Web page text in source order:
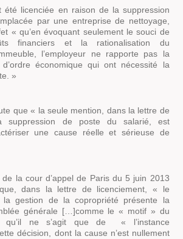
été licenciée en raison de la suppression
par une entreprise de nettoyage,
« qu’en évoquant seulement le souci de
financiers et la rationalisation du
l’employeur ne rapporte pas la
économique qui ont nécessité la
»
que« la seule mention, dans la lettre de
suppression de poste du salarié, est
une cause réelle et sérieuse de
de la cour d’appel de Paris du 5 juin 2013
dans la lettre de licenciement,« le
la gestion de la copropriété présente la
générale […]comme le « motif » du
qu’il ne s’agit que de « l’instance
décision, dont la cause n’est nullement